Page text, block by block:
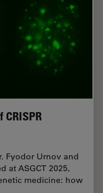
Fyodor Urnov and
at ASGCT 2025,
medicine: how